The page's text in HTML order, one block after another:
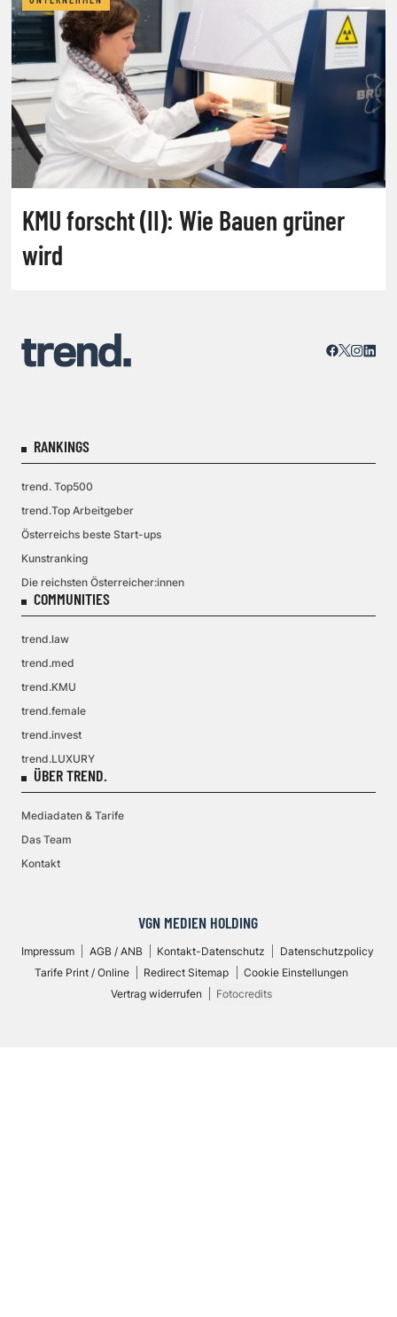
KMU forscht (II): Wie Bauen grüner
wird
RANKINGS
trend. Top500
trend.Top Arbeitgeber
Österreichs beste Start-ups
Kunstranking
Die reichsten Österreicher:innen
COMMUNITIES
trend.law
trend.med
trend.KMU
trend.female
trend.invest
trend.LUXURY
ÜBER TREND.
Mediadaten & Tarife
Das Team
Kontakt
VGN MEDIEN HOLDING
Impressum AGB / ANB Kontakt-Datenschutz
Datenschutzpolicy
Tarife Print / Online
Redirect Sitemap
Cookie Einstellungen
Vertrag widerrufen
Fotocredits